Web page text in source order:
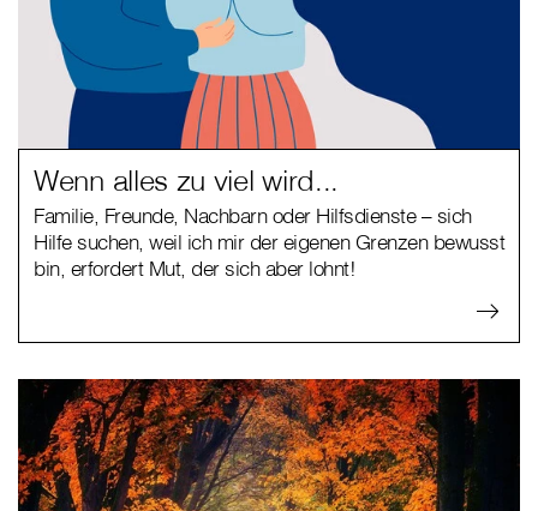
Wenn alles zu viel wird...
Familie, Freunde, Nachbarn oder Hilfsdienste – sich
Hilfe suchen, weil ich mir der eigenen Grenzen bewusst
bin, erfordert Mut, der sich aber lohnt!